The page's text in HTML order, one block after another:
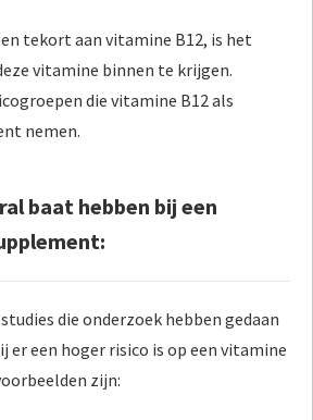
tekort aan vitamine B12, is het
vitamine binnen te krijgen.
die vitamine B12 als
nemen.
baat hebben bij een
die onderzoek hebben gedaan
er een hoger risico is op een vitamine
zijn: